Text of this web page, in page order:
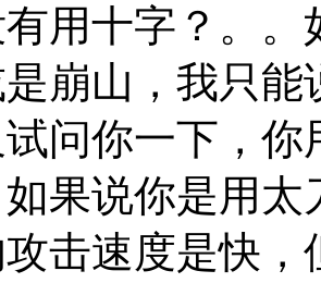
用十字？。
崩山，我只
问你一下，
果说你是用
击速度是快